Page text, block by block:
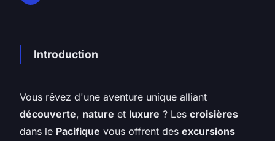
Introduction
Vous rêvez d'une aventure unique alliant
découverte, nature et luxure ? Les croisières
dans le Pacifique vous offrent des excursions